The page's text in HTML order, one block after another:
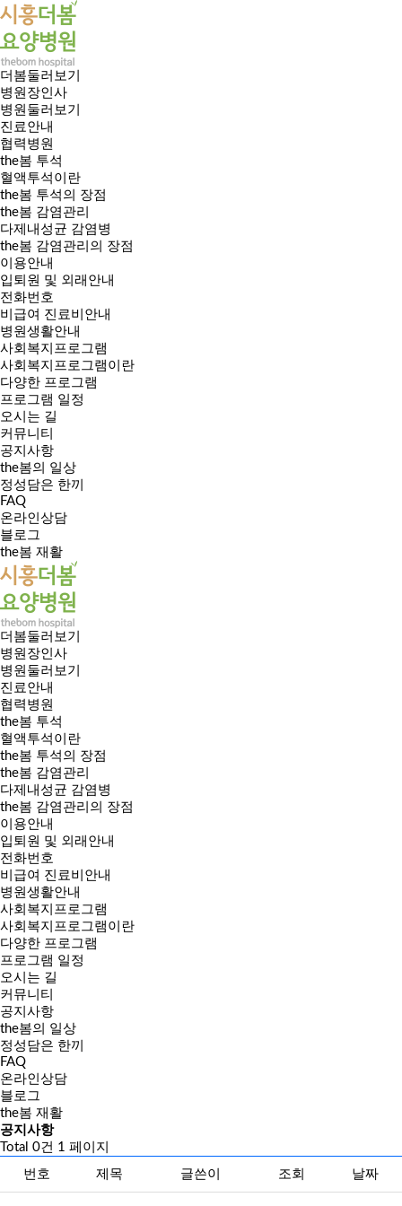
더봄둘러보기
병원장인사
병원둘러보기
진료안내
협력병원
the봄 투석
혈액투석이란
the봄 투석의 장점
the봄 감염관리
다제내성균 감염병
the봄 감염관리의 장점
이용안내
입퇴원 및 외래안내
전화번호
비급여 진료비안내
병원생활안내
사회복지프로그램
사회복지프로그램이란
다양한 프로그램
프로그램 일정
오시는 길
커뮤니티
공지사항
the봄의 일상
정성담은 한끼
FAQ
온라인상담
블로그
the봄 재활
더봄둘러보기
병원장인사
병원둘러보기
진료안내
협력병원
the봄 투석
혈액투석이란
the봄 투석의 장점
the봄 감염관리
다제내성균 감염병
the봄 감염관리의 장점
이용안내
입퇴원 및 외래안내
전화번호
비급여 진료비안내
병원생활안내
사회복지프로그램
사회복지프로그램이란
다양한 프로그램
프로그램 일정
오시는 길
커뮤니티
공지사항
the봄의 일상
정성담은 한끼
FAQ
온라인상담
블로그
the봄 재활
공지사항
Total 0건 1 페이지
번호
제목 글쓴이 조회 날짜